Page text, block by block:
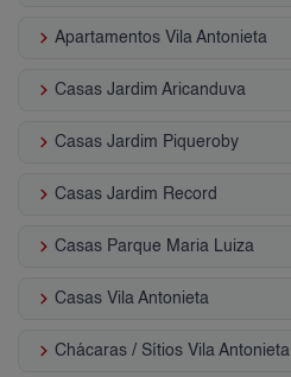
keyboard_arrow_right Apartamentos Vila Antonieta
keyboard_arrow_right Casas Jardim Aricanduva
keyboard_arrow_right Casas Jardim Piqueroby
keyboard_arrow_right Casas Jardim Record
keyboard_arrow_right Casas Parque Maria Luiza
keyboard_arrow_right Casas Vila Antonieta
keyboard_arrow_right Chácaras / Sítios Vila Antonieta